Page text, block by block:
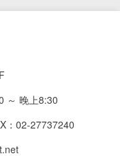
～ 晚上8:30
：02-27737240